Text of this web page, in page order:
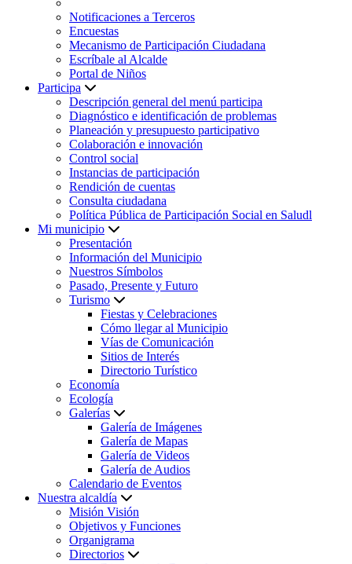
Notificaciones a Terceros
Encuestas
Mecanismo de Participación Ciudadana
Escríbale al Alcalde
Portal de Niños
Participa
Descripción general del menú participa
Diagnóstico e identificación de problemas
Planeación y presupuesto participativo
Colaboración e innovación
Control social
Instancias de participación
Rendición de cuentas
Consulta ciudadana
Política Pública de Participación Social en Saludl
Mi municipio
Presentación
Información del Municipio
Nuestros Símbolos
Pasado, Presente y Futuro
Turismo
Fiestas y Celebraciones
Cómo llegar al Municipio
Vías de Comunicación
Sitios de Interés
Directorio Turístico
Economía
Ecología
Galerías
Galería de Imágenes
Galería de Mapas
Galería de Videos
Galería de Audios
Calendario de Eventos
Nuestra alcaldía
Misión Visión
Objetivos y Funciones
Organigrama
Directorios